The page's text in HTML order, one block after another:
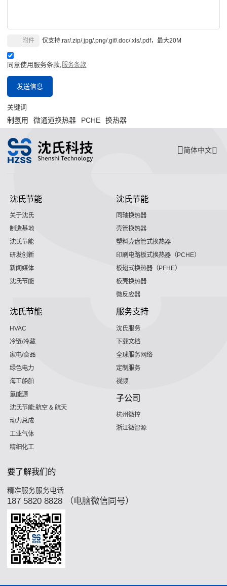
仅支持.rar/.zip/.jpg/.png/.gif/.doc/.xls/.pdf，最大20M
附件
同意使用服务条款, 服务条款
发送信息
关键词
制氢用 微通道换热器 PCHE 换热器
简体中文
沈氏节能
关于沈氏
制造基地
沈氏节能
研发创新
新闻媒体
沈氏节能
沈氏节能
同轴换热器
壳管换热器
塑料壳盘管式换热器
印刷电路板式换热器（PCHE）
板翅式换热器（PFHE）
板壳换热器
微反应器
沈氏节能
HVAC
冷链/冷藏
家电/食品
绿色电力
海工船舶
氢能源
沈氏节能:航空 & 航天
动力总成
工业气体
精细化工
服务支持
沈氏服务
下载文档
全球服务网络
定制服务
视频
子公司
杭州微控
浙江微智源
要了解我们的
精准服务服务电话
187 5820 8828 （电脑微信同号）